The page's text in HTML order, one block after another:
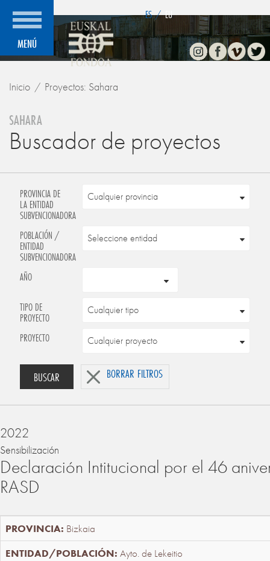
MENÚ
ES / EU
InstagramFacebook
Vimeo
Inicio Proyectos: Sahara
SAHARA
Buscador de proyectos
PROVINCIA DE
LA ENTIDAD
SUBVENCIONADORA
POBLACIÓN /
ENTIDAD
SUBVENCIONADORA
AÑO
TIPO DE
PROYECTO
PROYECTO
BUSCAR BORRAR FILTROS
2022
Sensibilización
Declaración Intitucional por el 46
RASD
Bizkaia
Ayto. de Lekeitio